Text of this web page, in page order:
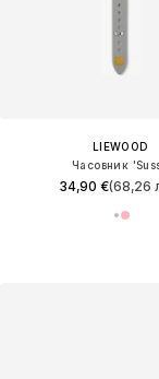
LIEWOOD
Часовник
34,90 €(68,26